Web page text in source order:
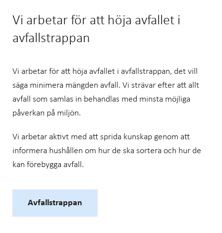
Vi arbetar för att höja avfallet i
avfallstrappan
Vi arbetar för att höja avfallet i avfallstrappan, det vill
säga minimera mängden avfall. Vi strävar efter att allt
avfall som samlas in behandlas med minsta möjliga
påverkan på miljön.
Vi arbetar aktivt med att sprida kunskap genom att
informera hushållen om hur de ska sortera och hur de
kan förebygga avfall.
Avfallstrappan